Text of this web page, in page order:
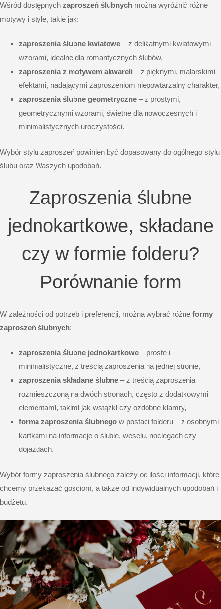
Wśród dostępnych zaproszeń ślubnych można wyróżnić różne
motywy i style, takie jak:
zaproszenia ślubne kwiatowe– z delikatnymi kwiatowymi
wzorami, idealne dla romantycznych ślubów,
zaproszenia z motywem akwareli – z pięknymi, malarskimi
efektami, nadającymi zaproszeniom niepowtarzalny charakter,
zaproszenia ślubne geometryczne– z prostymi,
geometrycznymi wzorami, świetne dla nowoczesnych i
minimalistycznych uroczystości.
Wybór stylu zaproszeń powinien być dopasowany do ogólnego stylu
ślubu oraz Waszych upodobań.
Zaproszenia ślubne
jednokartkowe, składane
czy w formie folderu?
Porównanie form
W zależności od potrzeb i preferencji, można wybrać różne formy
zaproszeń ślubnych:
zaproszenia ślubne jednokartkowe– proste i
minimalistyczne, z treścią zaproszenia na jednej stronie,
zaproszenia składane ślubne– z treścią zaproszenia
rozmieszczoną na dwóch stronach, często z dodatkowymi
elementami, takimi jak wstążki czy ozdobne klamry,
forma zaproszenia ślubnegow postaci folderu – z osobnymi
kartkami na informacje o ślubie, weselu, noclegach czy
dojazdach.
Wybór formy zaproszenia ślubnego zależy od ilości informacji, które
chcemy przekazać gościom, a także od indywidualnych upodobań i
budżetu.